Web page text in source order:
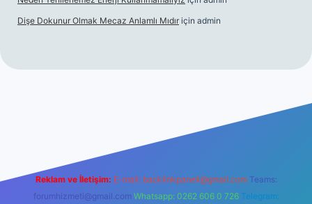
Dişe Dokunur Olmak Mecaz Anlamlı Mıdır için admin
Reklam ve İletişim: E-mail: backlinkpaneli@gmail.com Teams:
forumhizmeti@gmail.com Whatsapp: 0262 606 0 726 Telegram: